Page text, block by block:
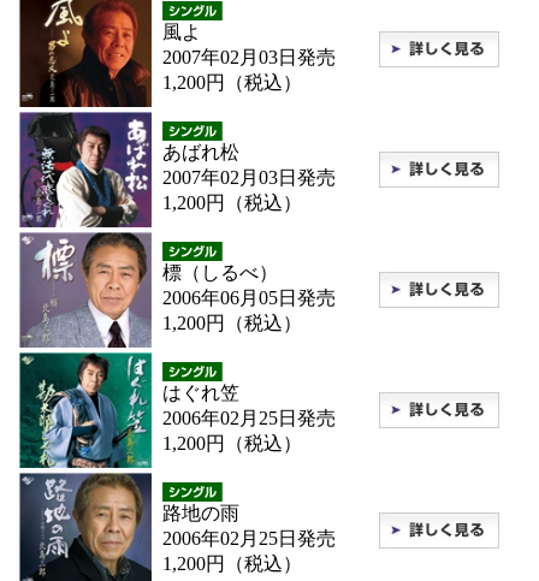
風よ
2007年02月03日発売
1,200円（税込）
あばれ松
2007年02月03日発売
1,200円（税込）
標（しるべ）
2006年06月05日発売
1,200円（税込）
はぐれ笠
2006年02月25日発売
1,200円（税込）
路地の雨
2006年02月25日発売
1,200円（税込）